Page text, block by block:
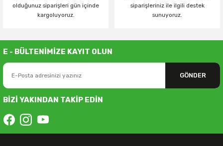
olduğunuz siparişleri gün içinde
kargoluyoruz.
siparişleriniz ile ilgili destek
sunuyoruz.
E - BÜLTENİMİZE KAYIT OLUN
GÖNDER
BİZİ YAKINDAN TAKİP EDİN